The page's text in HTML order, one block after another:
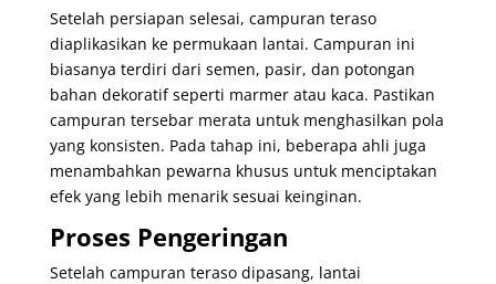
Setelah persiapan selesai, campuran teraso
diaplikasikan ke permukaan lantai. Campuran ini
biasanya terdiri dari semen, pasir, dan potongan
bahan dekoratif seperti marmer atau kaca. Pastikan
campuran tersebar merata untuk menghasilkan pola
yang konsisten. Pada tahap ini, beberapa ahli juga
menambahkan pewarna khusus untuk menciptakan
efek yang lebih menarik sesuai keinginan.
Proses Pengeringan
Setelah campuran teraso dipasang, lantai